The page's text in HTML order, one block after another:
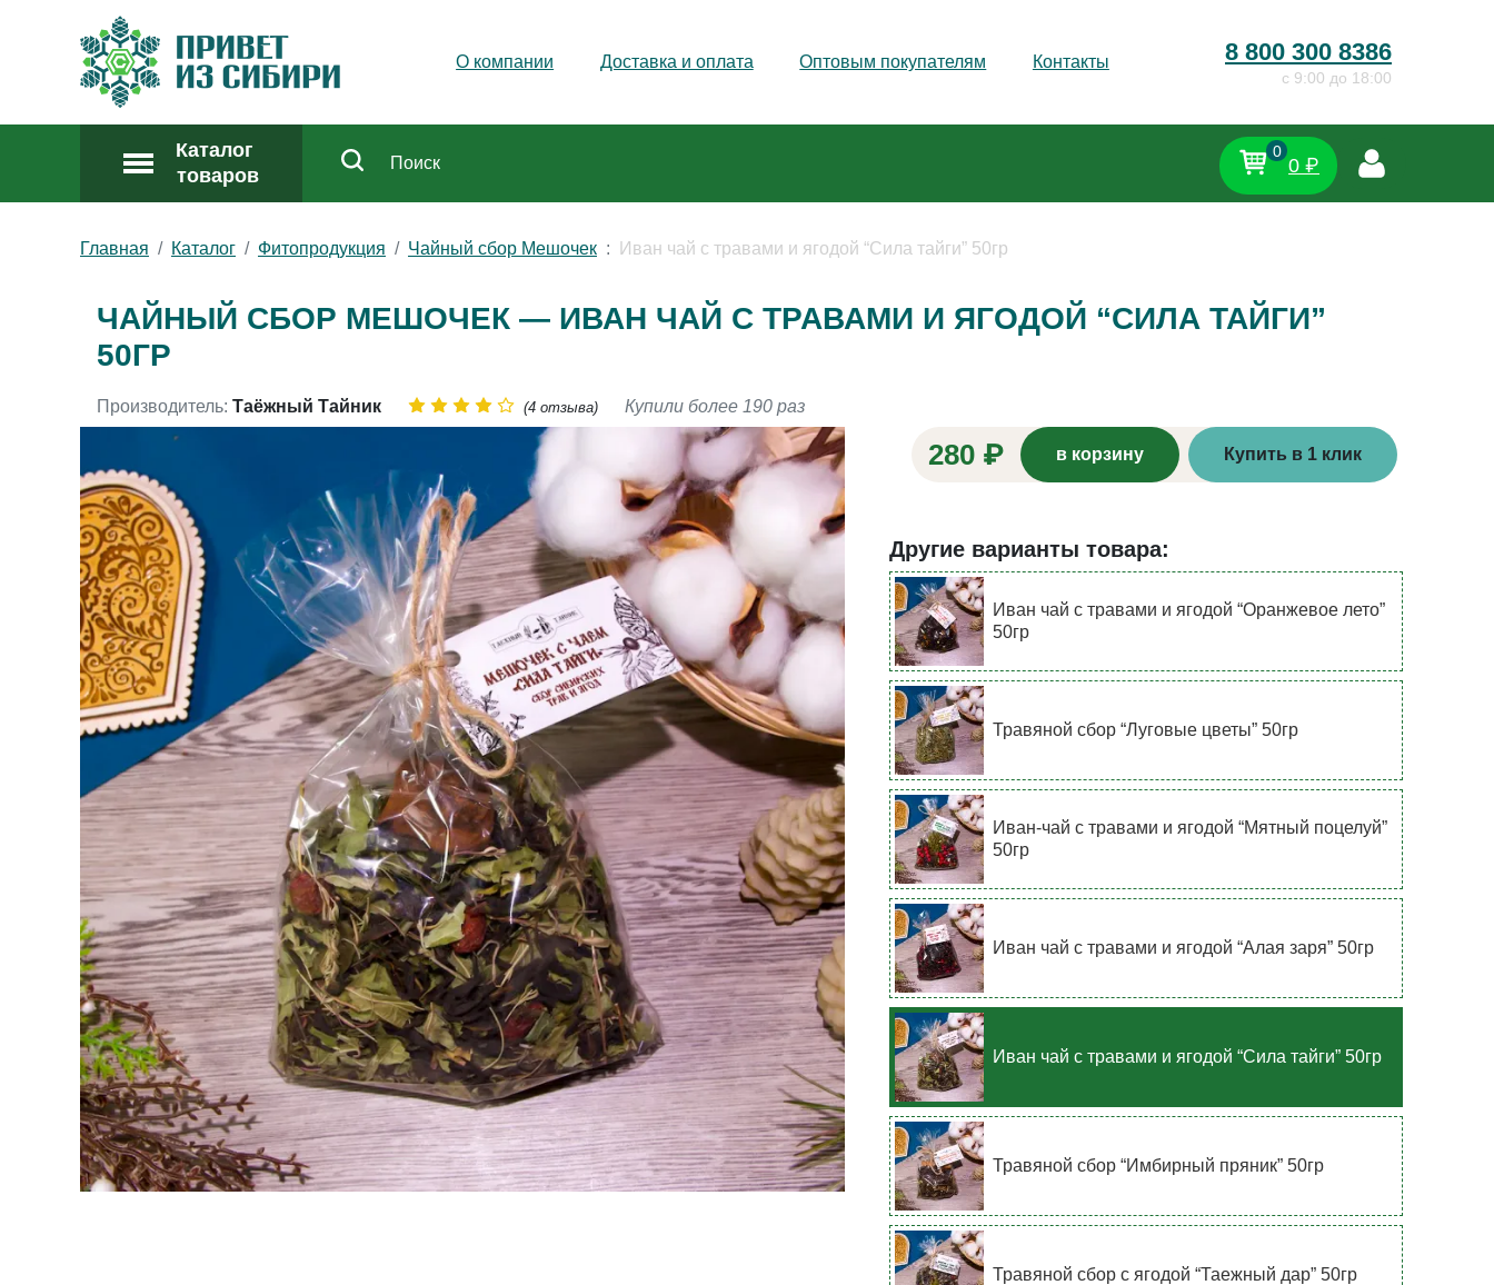
О компании Доставка и оплата Оптовым покупателям Контакты 8 800 300 8386
c 9:00 до 18:00
Каталог
товаров
0
0 ₽
Главная Каталог Фитопродукция Чайный сбор Мешочек Иван чай с травами и ягодой “Сила тайги” 50гр
ЧАЙНЫЙ СБОР МЕШОЧЕК — ИВАН ЧАЙ С ТРАВАМИ И ЯГОДОЙ “СИЛА ТАЙГИ”
50ГР
Производитель: Таёжный Тайник (4 отзыва) Купили более 190 раз
280 ₽ в корзину Купить в 1 клик
Другие варианты товара:
Иван чай с травами и ягодой “Оранжевое лето”
50гр
Травяной сбор “Луговые цветы” 50гр
Иван-чай с травами и ягодой “Мятный поцелуй”
50гр
Иван чай с травами и ягодой “Алая заря” 50гр
Иван чай с травами и ягодой “Сила тайги” 50гр
Травяной сбор “Имбирный пряник” 50гр
Травяной сбор с ягодой “Таежный дар” 50гр